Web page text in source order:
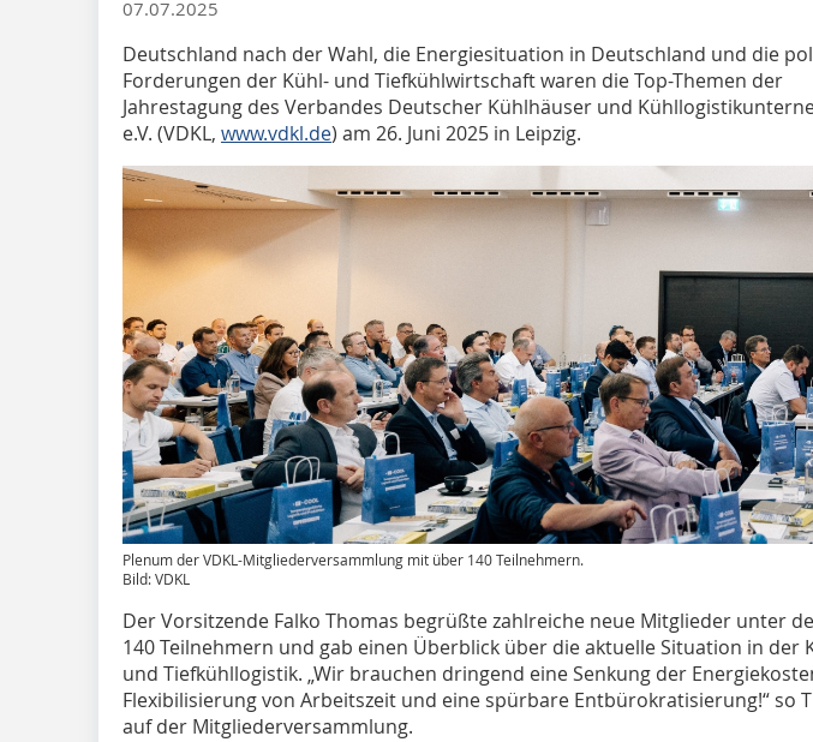
07.07.2025
Deutschland nach der Wahl, die Energiesituation in Deutschland und die
Forderungen der Kühl- und Tiefkühlwirtschaft waren die Top-Themen der
Jahrestagung des Verbandes Deutscher Kühlhäuser und
e.V. (VDKL, www.vdkl.de) am 26. Juni 2025 in Leipzig.
Plenum der VDKL-Mitgliederversammlung mit über 140 Teilnehmern.
Bild: VDKL
Der Vorsitzende Falko Thomas begrüßte zahlreiche neue Mitglieder unter
140 Teilnehmern und gab einen Überblick über die aktuelle Situation in der
und Tiefkühllogistik. „Wir brauchen dringend eine Senkung der
Flexibilisierung von Arbeitszeit und eine spürbare Entbürokratisierung!“ so
auf der Mitgliederversammlung.